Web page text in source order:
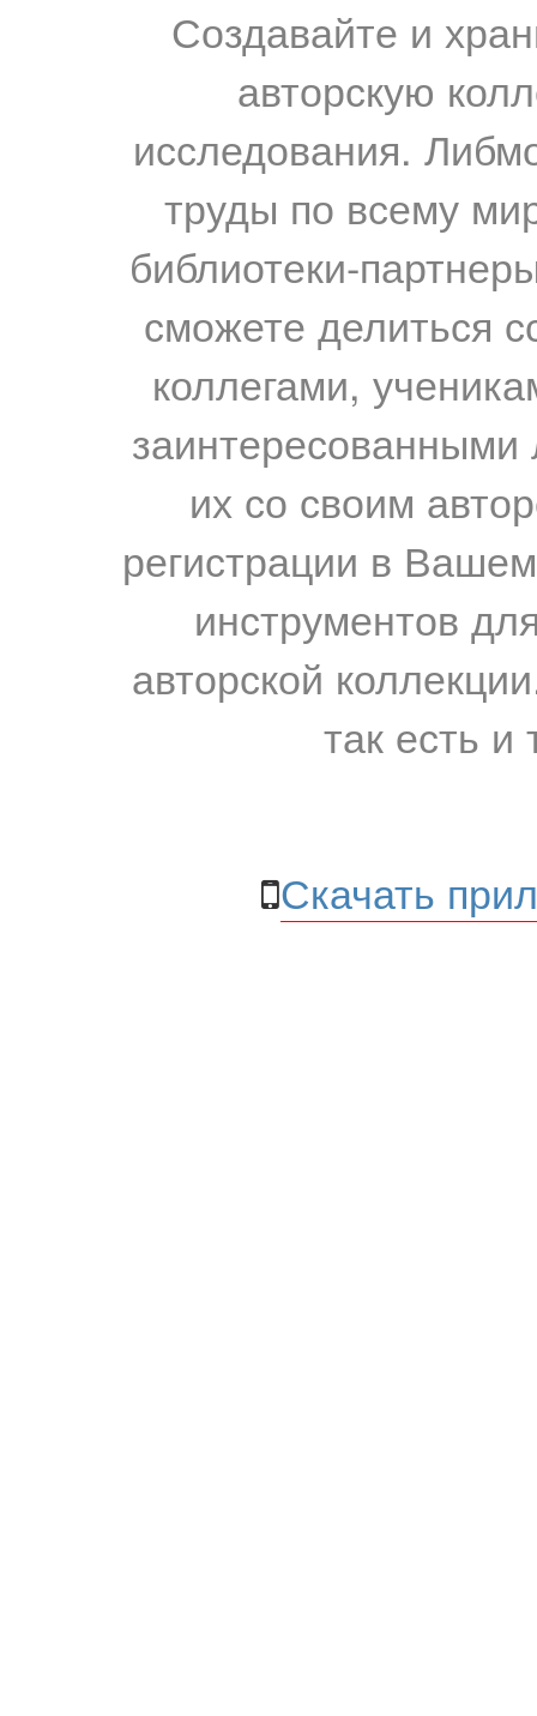
Создавайте и
авторскую
исследования.
труды по всему
библиотеки-
сможете делиться
коллегами,
их со своим
регистрации в
инструментов
авторской
так есть и
Скачать